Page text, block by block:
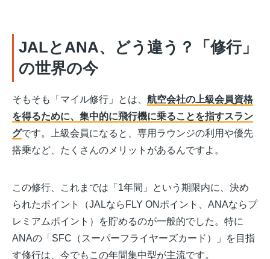
JALとANA、どう違う？「修行」
の世界の今
そもそも「マイル修行」とは、 航空会社の上級会員資格
を得るために、集中的に飛行機に乗ることを指すスラン
グです。上級会員になると、専用ラウンジの利用や優先
搭乗など、たくさんのメリットがあるんですよ。
この修行、これまでは「1年間」という期限内に、決め
られたポイント（JALならFLY ONポイント、ANAならプ
レミアムポイント）を貯めるのが一般的でした。特に
ANAの「SFC（スーパーフライヤーズカード）」を目指
す修行は、今でもこの年間集中型が主流です。